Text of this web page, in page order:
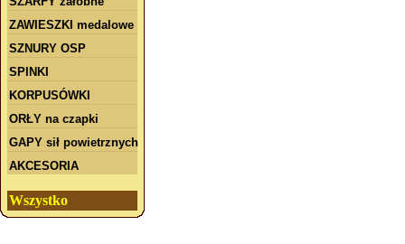
ZAWIESZKI medalowe
SZNURY OSP
SPINKI
KORPUSÓWKI
ORŁY na czapki
GAPY sił powietrznych
AKCESORIA
Wszystko